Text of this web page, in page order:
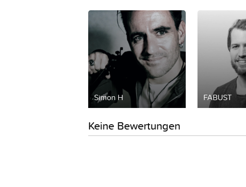
Simon H FABUST
Keine Bewertungen